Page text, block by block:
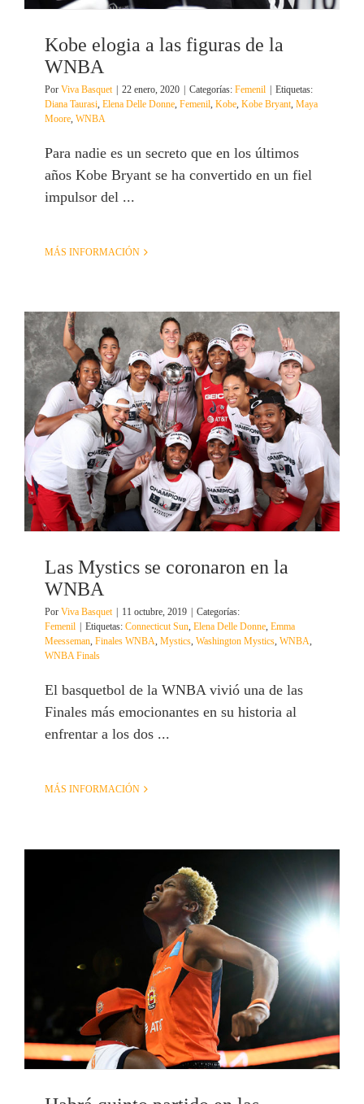
Kobe elogia a las figuras de la
WNBA
Por Viva Basquet | 22 enero, 2020 | Categorías: Femenil | Etiquetas:
Diana Taurasi Elena Delle Donne Femenil Kobe Kobe Bryant Maya
Moore WNBA
Para nadie es un secreto que en los últimos
años Kobe Bryant se ha convertido en un fiel
impulsor del ...
MÁS INFORMACIÓN
Las Mystics se coronaron en la
WNBA
Por Viva Basquet | 11 octubre, 2019 | Categorías:
Femenil | Etiquetas: Connecticut Sun Elena Delle Donne Emma
Meesseman Finales WNBA Mystics Washington Mystics WNBA
WNBA Finals
El basquetbol de la WNBA vivió una de las
Finales más emocionantes en su historia al
enfrentar a los dos ...
MÁS INFORMACIÓN